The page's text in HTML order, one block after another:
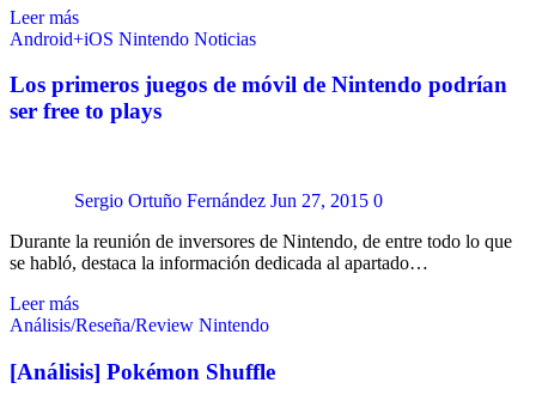
Leer más
Android+iOS Nintendo Noticias
Los primeros juegos de móvil de Nintendo podrían
ser free to plays
Sergio Ortuño Fernández Jun 27, 2015 0
Durante la reunión de inversores de Nintendo, de entre todo lo que
se habló, destaca la información dedicada al apartado…
Leer más
Análisis/Reseña/Review Nintendo
[Análisis] Pokémon Shuffle